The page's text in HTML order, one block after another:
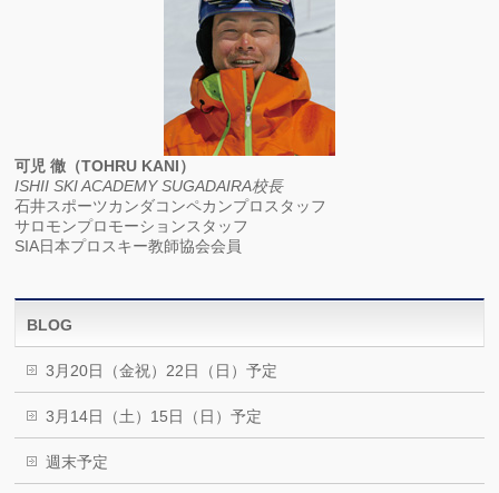
可児 徹（TOHRU KANI）
ISHII SKI ACADEMY SUGADAIRA校長
石井スポーツカンダコンペカンプロスタッフ
サロモンプロモーションスタッフ
SIA日本プロスキー教師協会会員
BLOG
3月20日（金祝）22日（日）予定
3月14日（土）15日（日）予定
週末予定